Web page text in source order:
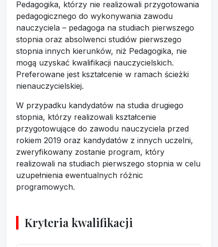
Pedagogika, którzy nie realizowali przygotowania
pedagogicznego do wykonywania zawodu
nauczyciela – pedagoga na studiach pierwszego
stopnia oraz absolwenci studiów pierwszego
stopnia innych kierunków, niż Pedagogika, nie
mogą uzyskać kwalifikacji nauczycielskich.
Preferowane jest kształcenie w ramach ścieżki
nienauczycielskiej.
W przypadku kandydatów na studia drugiego
stopnia, którzy realizowali kształcenie
przygotowujące do zawodu nauczyciela przed
rokiem 2019 oraz kandydatów z innych uczelni,
zweryfikowany zostanie program, który
realizowali na studiach pierwszego stopnia w celu
uzupełnienia ewentualnych różnic
programowych.
Kryteria kwalifikacji